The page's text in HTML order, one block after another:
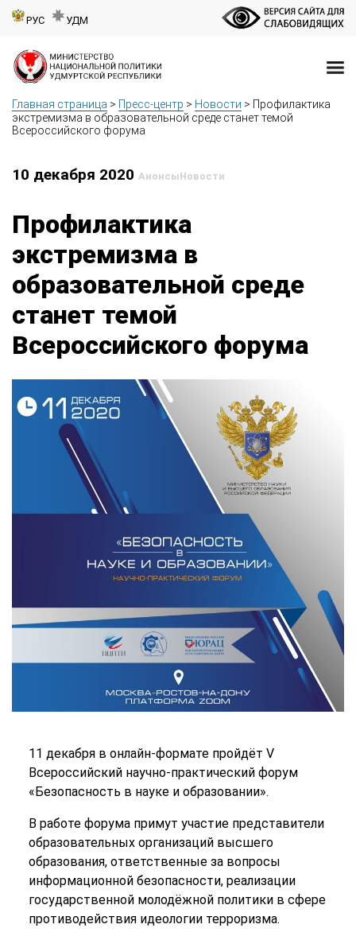
РУС УДМ
Главная страница > Пресс-центр > Новости > Профилактика
экстремизма в образовательной среде станет темой
Всероссийского форума
10 декабря 2020 АнонсыНовости
Профилактика
экстремизма в
образовательной среде
станет темой
Всероссийского форума
11 декабря в онлайн-формате пройдёт V
Всероссийский научно-практический форум
«Безопасность в науке и образовании».
В работе форума примут участие представители
образовательных организаций высшего
образования, ответственные за вопросы
информационной безопасности, реализации
государственной молодёжной политики в сфере
противодействия идеологии терроризма.